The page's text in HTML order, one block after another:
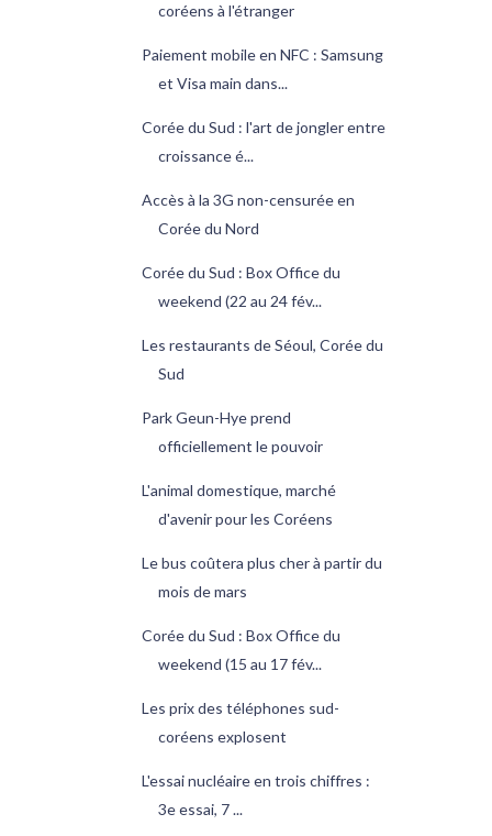
coréens à l'étranger
Paiement mobile en NFC : Samsung
et Visa main dans...
Corée du Sud : l'art de jongler entre
croissance é...
Accès à la 3G non-censurée en
Corée du Nord
Corée du Sud : Box Office du
weekend (22 au 24 fév...
Les restaurants de Séoul, Corée du
Sud
Park Geun-Hye prend
officiellement le pouvoir
L'animal domestique, marché
d'avenir pour les Coréens
Le bus coûtera plus cher à partir du
mois de mars
Corée du Sud : Box Office du
weekend (15 au 17 fév...
Les prix des téléphones sud-
coréens explosent
L'essai nucléaire en trois chiffres :
3e essai, 7 ...